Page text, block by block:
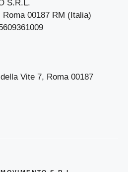
S.R.L.
00187 RM (Italia)
Vite 7, Roma 00187